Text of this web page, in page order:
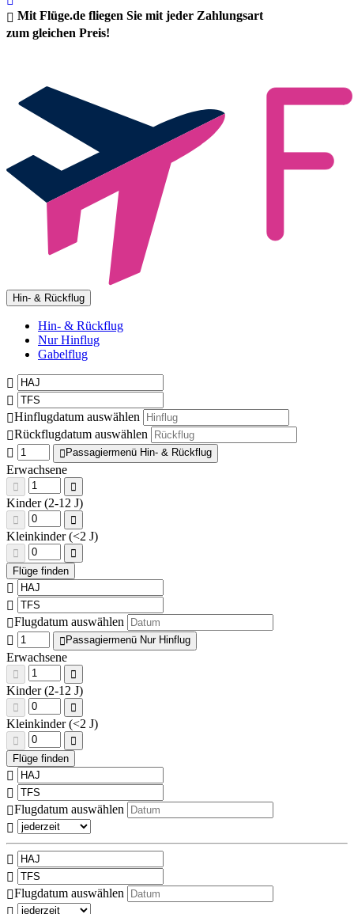
Mit Flüge.de fliegen Sie mit jeder Zahlungsart
zum gleichen Preis!
Hin- & Rückflug
Hin- & Rückflug
Nur Hinflug
Gabelflug
Hinflugdatum auswählen
Rückflugdatum auswählen
Passagiermenü Hin- & Rückflug
Erwachsene
Kinder (2-12 J)
Kleinkinder (<2 J)
Flugdatum auswählen
Passagiermenü Nur Hinflug
Erwachsene
Kinder (2-12 J)
Kleinkinder (<2 J)
Flugdatum auswählen
Flugdatum auswählen